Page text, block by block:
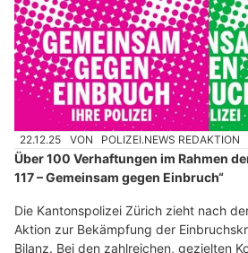
22.12.25 VON POLIZEI.NEWS REDAKTION
Über 100 Verhaftungen im Rahmen
117 – Gemeinsam gegen Einbruch“
Die Kantonspolizei Zürich zieht nach
Aktion zur Bekämpfung der
Bilanz. Bei den zahlreichen, gezielten